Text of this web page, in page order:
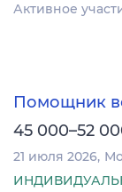
Активное
Помощник
45 000–52
21 июля 2026